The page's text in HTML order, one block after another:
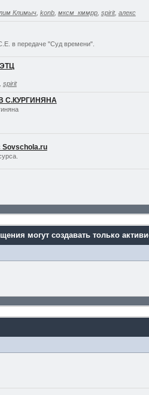
Климыч, konb, мксм_кммрр, spirit, алекс
в передаче "Суд времени".
ЭТЦ
spirit
С.КУРГИНЯНА
могут создавать только